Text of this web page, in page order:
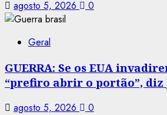
agosto 5, 2026 0
Geral
GUERRA: Se os EUA
“prefiro abrir o portão”, diz
agosto 5, 2026 0